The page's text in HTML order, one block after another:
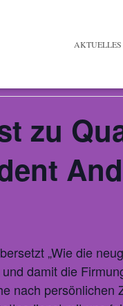
AKTUELLES
zu
„Wie die
damit die
nach